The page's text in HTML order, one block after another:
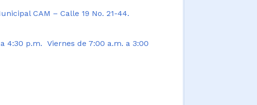
CAM – Calle 19 No. 21-44.
4:30 p.m. Viernes de 7:00 a.m. a 3:00